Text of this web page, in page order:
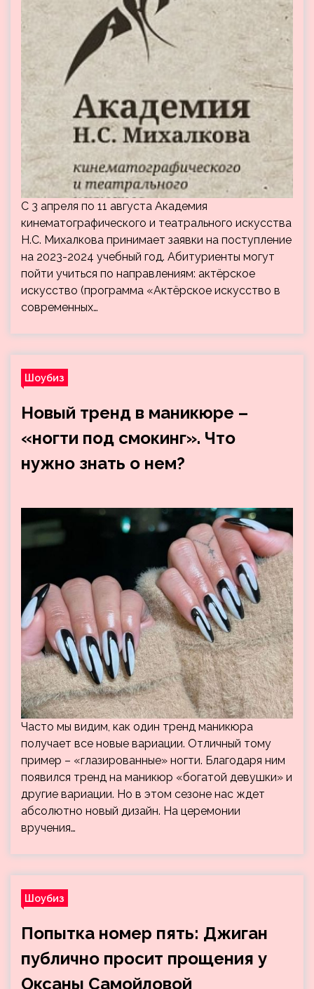
С 3 апреля по 11 августа Академия
кинематографического и театрального искусства
Н.С. Михалкова принимает заявки на поступление
на 2023-2024 учебный год. Абитуриенты могут
пойти учиться по направлениям: актёрское
искусство (программа «Актёрское искусство в
современных…
Шоубиз
Новый тренд в маникюре –
«ногти под смокинг». Что
нужно знать о нем?
Часто мы видим, как один тренд маникюра
получает все новые вариации. Отличный тому
пример – «глазированные» ногти. Благодаря ним
появился тренд на маникюр «богатой девушки» и
другие вариации. Но в этом сезоне нас ждет
абсолютно новый дизайн. На церемонии
вручения…
Шоубиз
Попытка номер пять: Джиган
публично просит прощения у
Оксаны Самойловой